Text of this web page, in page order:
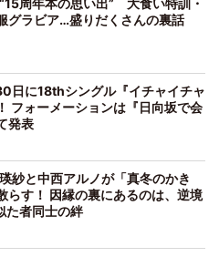
周年本の思い出” 大食い特訓・
グラビア…盛りだくさんの裏話
日に18thシングル『イチャイチャ
フォーメーションは『日向坂で会
発表
紗と中西アルノが「真冬のかき
らす！ 因縁の裏にあるのは、逆境
た者同士の絆